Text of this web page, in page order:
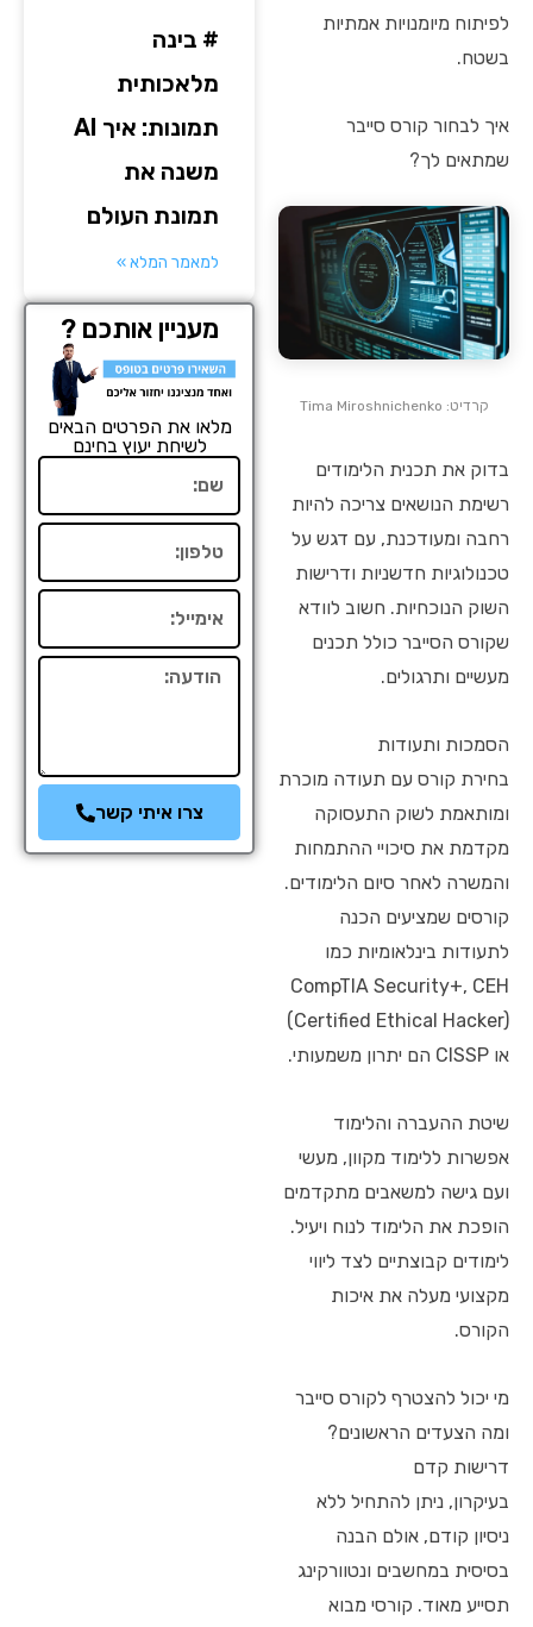
לפיתוח מיומנויות אמתיות
בשטח.
איך לבחור קורס סייבר
שמתאים לך?
קרדיט: Tima Miroshnichenko
בדוק את תכנית הלימודים
רשימת הנושאים צריכה להיות
רחבה ומעודכנת, עם דגש על
טכנולוגיות חדשניות ודרישות
השוק הנוכחיות. חשוב לוודא
שקורס הסייבר כולל תכנים
מעשיים ותרגולים.
הסמכות ותעודות
בחירת קורס עם תעודה מוכרת
ומותאמת לשוק התעסוקה
מקדמת את סיכויי ההתמחות
והמשרה לאחר סיום הלימודים.
קורסים שמציעים הכנה
לתעודות בינלאומיות כמו
CompTIA Security+, CEH
(Certified Ethical Hacker)
או CISSP הם יתרון משמעותי.
שיטת ההעברה והלימוד
אפשרות ללימוד מקוון, מעשי
ועם גישה למשאבים מתקדמים
הופכת את הלימוד לנוח ויעיל.
לימודים קבוצתיים לצד ליווי
מקצועי מעלה את איכות
הקורס.
מי יכול להצטרף לקורס סייבר
ומה הצעדים הראשונים?
דרישות קדם
בעיקרון, ניתן להתחיל ללא
ניסיון קודם, אולם הבנה
בסיסית במחשבים ונטוורקינג
תסייע מאוד. קורסי מבוא
# בינה
מלאכותית
תמונות: איך AI
משנה את
תמונת העולם
למאמר המלא »
מעניין אותכם ?
מלאו את הפרטים הבאים
לשיחת יעוץ בחינם
הודעה
צרו איתי קשר